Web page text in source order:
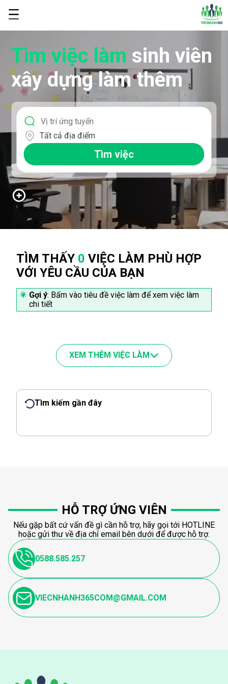
Tìm việc làm sinh viên
xây dựng làm thêm
Tất cả địa điểm
Tìm việc
TÌM THẤY 0 VIỆC LÀM PHÙ HỢP
VỚI YÊU CẦU CỦA BẠN
Gợi ý: Bấm vào tiêu đề việc làm để xem việc làm
chi tiết
XEM THÊM VIỆC LÀM
Tìm kiếm gần đây
HỖ TRỢ ỨNG VIÊN
Nếu gặp bất cứ vấn đề gì cần hỗ trợ, hãy gọi tới HOTLINE
hoặc gửi thư về địa chỉ email bên dưới để được hỗ trợ.
0588.585.257
VIECNHANH365COM@GMAIL.COM